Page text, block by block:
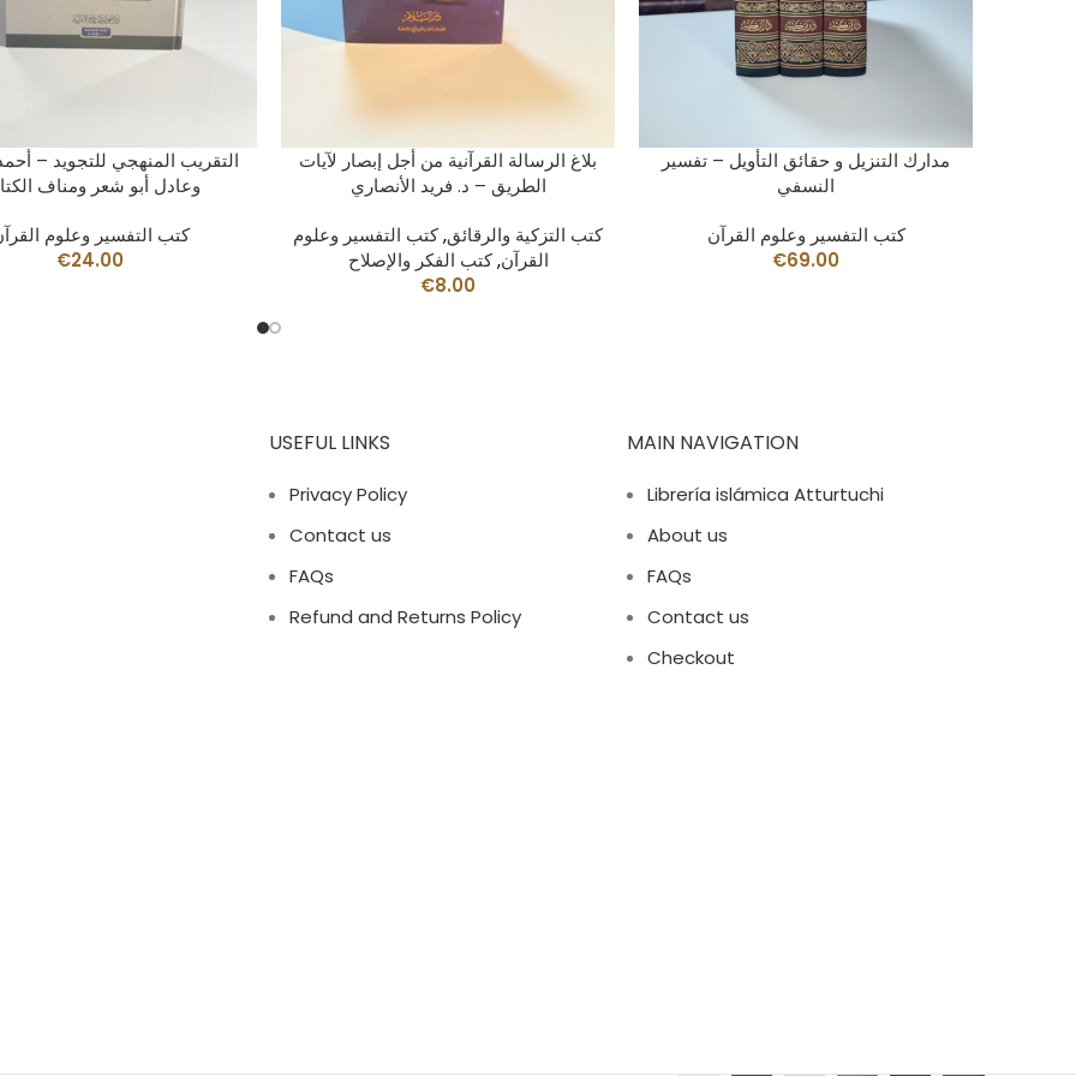
CARRITO
التقريب المنهجي للتجويد –
وعادل أبو شعر ومناف
كتب التفسير وعلوم
€24.00
LEER MÁS
بلاغ الرسالة القرآنية من أجل إبصار لآيات
الطريق – د. فريد الأنصاري
كتب التزكية والرقائق,كتب التفسير وعلوم
القرآن,كتب الفكر والإصلاح
€8.00
AÑADIR AL CARRITO
مدارك التنزيل و حقائق التأويل – تفسير
النسفي
كتب التفسير وعلوم القرآن
€69.00
USEFUL LINKS
Privacy Policy
Contact us
FAQs
Refund and Returns Policy
MAIN NAVIGATION
Librería islámica Atturtuchi
About us
FAQs
Contact us
Checkout